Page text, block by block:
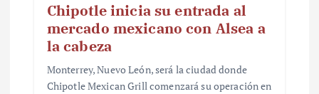
Chipotle inicia su entrada al
mercado mexicano con Alsea a
la cabeza
Monterrey, Nuevo León, será la ciudad donde
Chipotle Mexican Grill comenzará su operación en